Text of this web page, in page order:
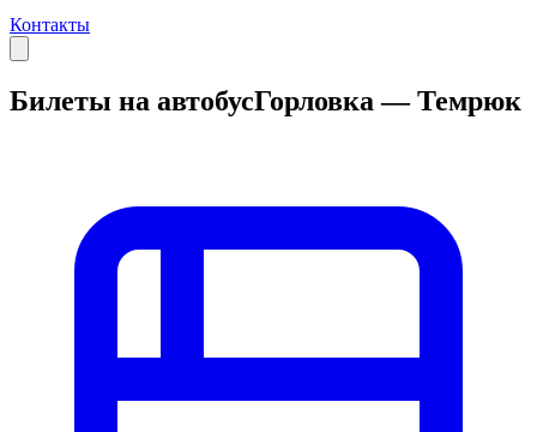
Контакты
Билеты на автобусГорловка — Темрюк